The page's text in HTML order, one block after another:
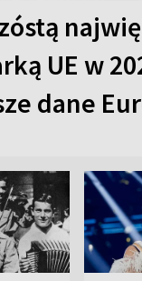
UE w
dane